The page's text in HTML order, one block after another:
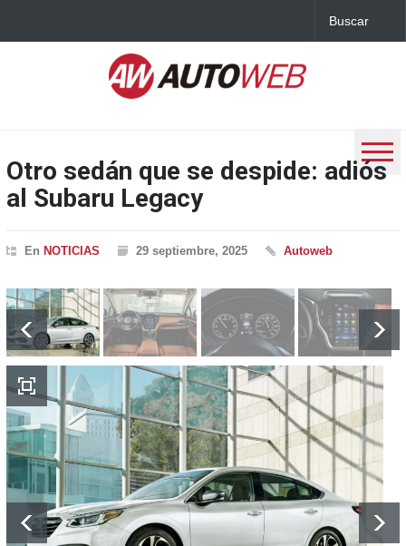
Otro sedán que se despide: adiós
al Subaru Legacy
En NOTICIAS 29 septiembre, 2025 Autoweb